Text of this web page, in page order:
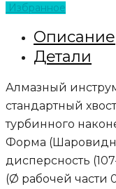
Избранное
Описание
Детали
Алмазный
стандартный
турбинного
Форма
дисперсность
(Ø рабочей части